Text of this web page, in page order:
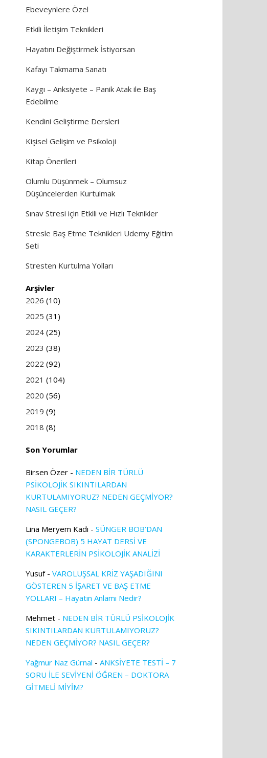
Ebeveynlere Özel
Etkili İletişim Teknikleri
Hayatını Değiştirmek İstiyorsan
Kafayı Takmama Sanatı
Kaygı – Anksiyete – Panik Atak ile Baş
Edebilme
Kendini Geliştirme Dersleri
Kişisel Gelişim ve Psikoloji
Kitap Önerileri
Olumlu Düşünmek – Olumsuz
Düşüncelerden Kurtulmak
Sınav Stresi için Etkili ve Hızlı Teknikler
Stresle Baş Etme Teknikleri Udemy Eğitim
Seti
Stresten Kurtulma Yolları
Arşivler
2026 (10)
2025 (31)
2024 (25)
2023 (38)
2022 (92)
2021 (104)
2020 (56)
2019 (9)
2018 (8)
Son Yorumlar
Birsen Özer - NEDEN BİR TÜRLÜ
PSİKOLOJİK SIKINTILARDAN
KURTULAMIYORUZ? NEDEN GEÇMİYOR?
NASIL GEÇER?
Lina Meryem Kadı - SÜNGER BOB’DAN
(SPONGEBOB) 5 HAYAT DERSİ VE
KARAKTERLERİN PSİKOLOJİK ANALİZİ
Yusuf- VAROLUŞSAL KRİZ YAŞADIĞINI
GÖSTEREN 5 İŞARET VE BAŞ ETME
YOLLARI – Hayatın Anlamı Nedir?
Mehmet - NEDEN BİR TÜRLÜ PSİKOLOJİK
SIKINTILARDAN KURTULAMIYORUZ?
NEDEN GEÇMİYOR? NASIL GEÇER?
Yağmur Naz Gürnal - ANKSİYETE TESTİ – 7
SORU İLE SEVİYENİ ÖĞREN – DOKTORA
GİTMELİ MİYİM?